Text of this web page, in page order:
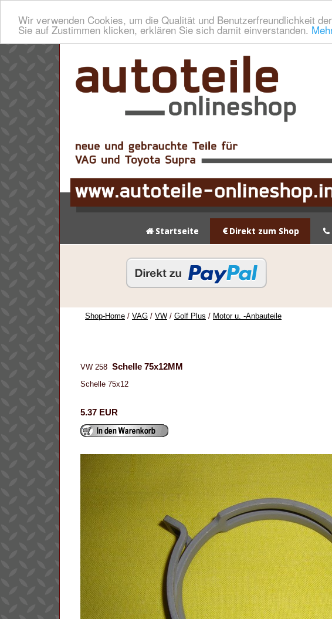
Wir verwenden Cookies, um die Qualität und Benutzerfreundlichkeit
Sie auf Zustimmen klicken, erklären Sie sich damit einverstanden.
Startseite Direkt zum Shop
Shop-Home / VAG / VW / Golf Plus / Motor u. -Anbauteile
VW 258 Schelle 75x12MM
Schelle 75x12
5.37 EUR